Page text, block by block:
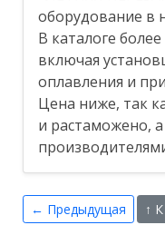
оборудование в
В каталоге
включая
оплавления и
Цена ниже, так
и растаможено,
← Предыдущая ↑